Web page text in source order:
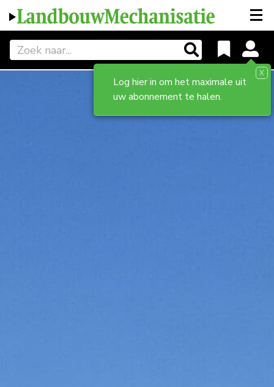
Log hier in om het maximale uit
uw abonnement te halen.
X